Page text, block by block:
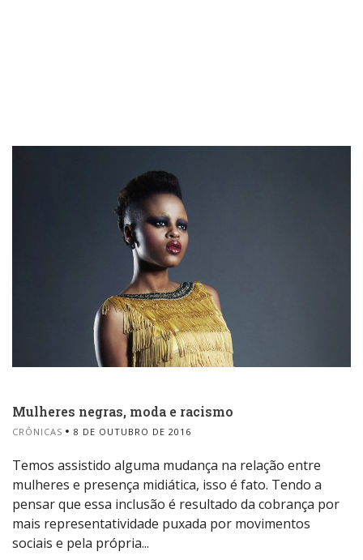
Mulheres negras, moda e racismo
CRÔNICAS 8 DE OUTUBRO DE 2016
Temos assistido alguma mudança na relação entre
mulheres e presença midiática, isso é fato. Tendo a
pensar que essa inclusão é resultado da cobrança por
mais representatividade puxada por movimentos
sociais e pela própria...